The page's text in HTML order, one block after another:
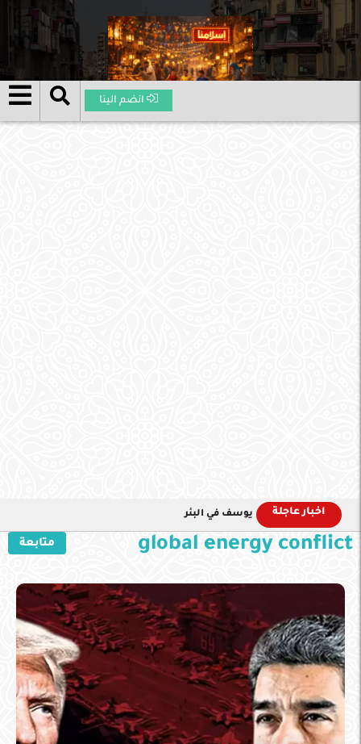
انضم الينا
اخبار عاجلة يوسف في البئر
global energy conflict متابعة